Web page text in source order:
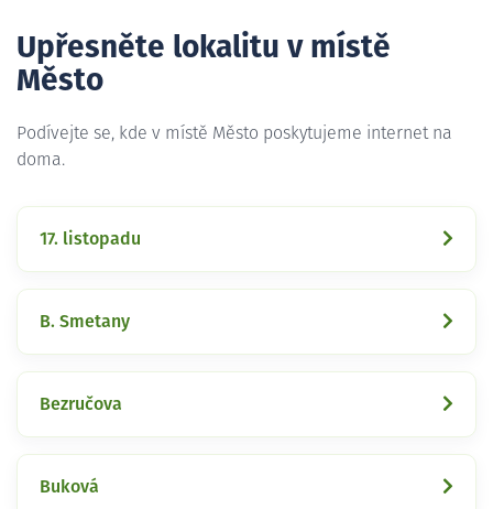
Upřesněte lokalitu v místě
Město
Podívejte se, kde v místě Město poskytujeme internet na
doma.
17. listopadu
B. Smetany
Bezručova
Buková